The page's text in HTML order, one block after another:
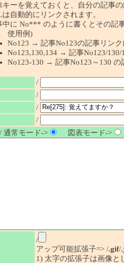
キーを覚えておくと、自分の記事の
は自動的にリンクされます。
中に No*** のように書くとその記
使用例)
No123 → 記事No123の記事リンク
No123,130,134 → 記事No123/130/
No123-130 → 記事No123～130 の
/
/
/
/
通常モード->
図表モード->
/
アップ可能拡張子=> /.gif/
1) 太字の拡張子は画像と